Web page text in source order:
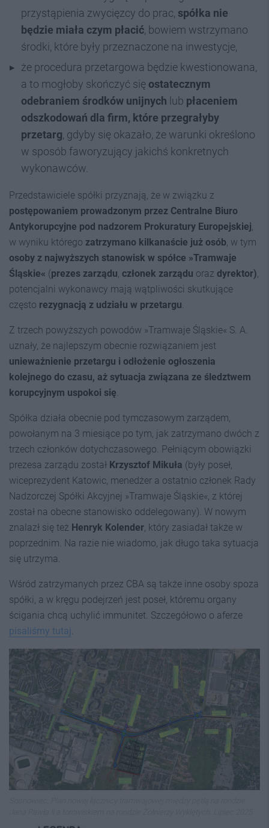
przystąpienia zwycięzcy do prac, spółka nie
będzie miała czym płacić , bowiem wstrzymano
środki, które były przeznaczone na inwestycje,
że procedura przetargowa będzie kwestionowana,
a to mogłoby skończyć się ostatecznym
odebraniem środków unijnych lub płaceniem
odszkodowań dla firm, które przegrałyby
przetarg , gdyby się okazało, że warunki określono
w sposób faworyzujący jakichś konkretnych
wykonawców.
Przedstawiciele spółki przyznają, że w związku z
postępowaniem prowadzonym przez Centralne Biuro
Antykorupcyjne pod nadzorem Prokuratury Europejskiej,
w wyniku którego zatrzymano kilkanaście już osób, w tym
osoby z najwyższych stanowisk w spółce »Tramwaje
Śląskie« (prezes zarządu, członek zarządu oraz dyrektor),
potencjalni wykonawcy mają wątpliwości skutkujące
często rezygnacją z udziału w przetargu.
Z trzech powyższych powodów »Tramwaje Śląskie« S. A.
uznały, że najlepszym obecnie rozwiązaniem jest
unieważnienie przetargu i odłożenie ogłoszenia
kolejnego do czasu, aż sytuacja związana ze śledztwem
korupcyjnym uspokoi się.
Spółka działa obecnie pod tymczasowym zarządem,
powołanym na 3 miesiące po tym, jak zatrzymano dwóch z
trzech członków dotychczasowego. Pełniącym obowiązki
prezesa zarządu został Krzysztof Mikuła (były poseł,
wiceprezydent Katowic, menedżer a ostatnio członek Rady
Nadzorczej Spółki Akcyjnej »Tramwaje Śląskie«, z której
został na obecne stanowisko oddelegowany). W nowym
znalazł się też Henryk Kolender, który zasiadał także w
poprzednim. Na razie nie wiadomo, jak długo taka sytuacja
się utrzyma.
Wśród zatrzymanych przez CBA są także inne osoby spoza
spółki, a w kręgu podejrzeń jest poseł, któremu organy
ścigania chcą uchylić immunitet. Szczegółowo o aferze
pisaliśmy tutaj.